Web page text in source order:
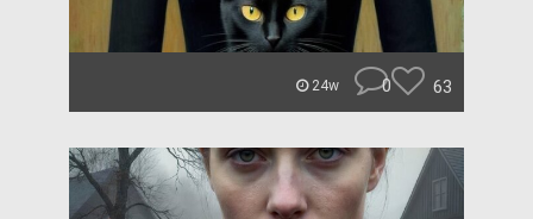
24w 0 63